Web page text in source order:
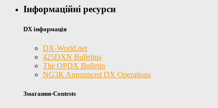
Інформаційні ресурси
DX інформація
DX-World.net
425DXN Bulletins
The OPDX Bulletin
NG3K Announced DX Operations
Змагання-Contests